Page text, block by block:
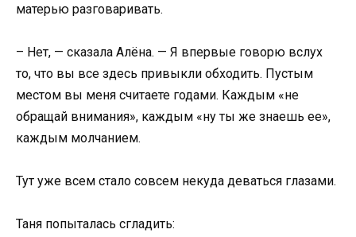
матерью разговаривать.
– Нет, — сказала Алёна. — Я впервые говорю вслух
то, что вы все здесь привыкли обходить. Пустым
местом вы меня считаете годами. Каждым «не
обращай внимания», каждым «ну ты же знаешь ее»,
каждым молчанием.
Тут уже всем стало совсем некуда деваться глазами.
Таня попыталась сгладить: